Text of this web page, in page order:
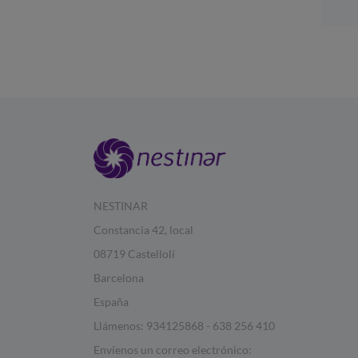
NESTINAR
Constancia 42, local
08719 Castellolí
Barcelona
España
Llámenos: 934125868 - 638 256 410
Envíenos un correo electrónico: